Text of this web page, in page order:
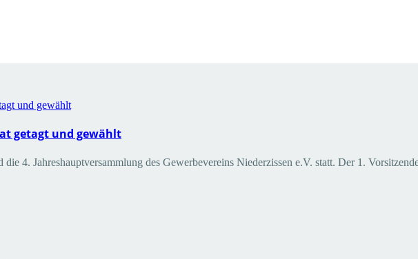
getagt und gewählt
4. Jahreshauptversammlung des Gewerbevereins Niederzissen e.V. statt. Der 1.